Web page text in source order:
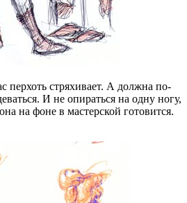
стряхивает. А должна по-
И не опираться на одну ногу,
на фоне в мастерской готовится.